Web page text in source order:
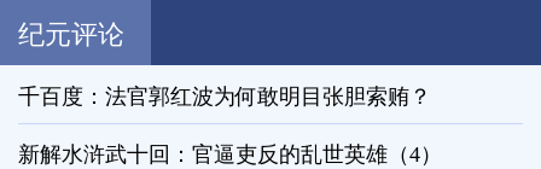
纪元评论
千百度：法官郭红波为何敢明目张胆索贿？
新解水浒武十回：官逼吏反的乱世英雄（4）